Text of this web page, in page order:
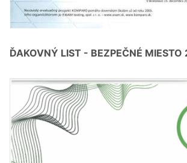
ĎAKOVNÝ LIST - BEZPEČNÉ